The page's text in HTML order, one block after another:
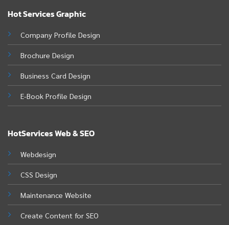
Hot Services Graphic
Company Profile Design
Brochure Design
Business Card Design
E-Book Profile Design
HotServices Web & SEO
Webdesign
CSS Design
Maintenance Website
Create Content for SEO